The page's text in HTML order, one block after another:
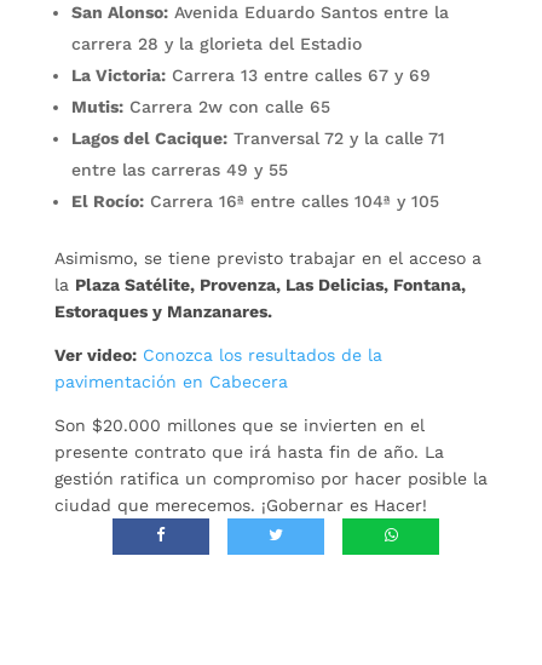
San Alonso:Avenida Eduardo Santos entre la
carrera 28 y la glorieta del Estadio
La Victoria:Carrera 13 entre calles 67 y 69
Mutis:Carrera 2w con calle 65
Lagos del Cacique:Tranversal 72 y la calle 71
entre las carreras 49 y 55
El Rocío:Carrera 16ª entre calles 104ª y 105
Asimismo, se tiene previsto trabajar en el acceso a
la Plaza Satélite, Provenza, Las Delicias, Fontana,
Estoraques y Manzanares.
Ver video: Conozca los resultados de la
pavimentación en Cabecera
Son $20.000 millones que se invierten en el
presente contrato que irá hasta fin de año. La
gestión ratifica un compromiso por hacer posible la
ciudad que merecemos. ¡Gobernar es Hacer!